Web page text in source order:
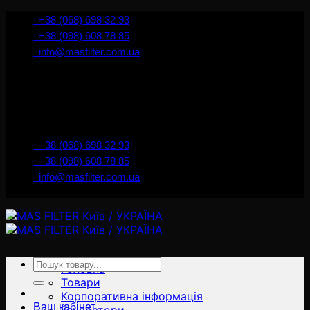
İçeriğe+38 (068) 698 32 93
+38 (098) 608 78 85
info@masfilter.com.ua
+38 (068) 698 32 93
+38 (098) 608 78 85
info@masfilter.com.ua
Головна
Товари
Корпоративна інформація
Ara:
Ваш кабінет